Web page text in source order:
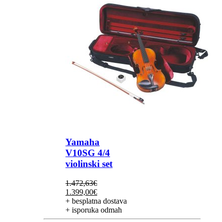
Yamaha
V10SG 4/4
violinski set
1.472,63€
Izvorna
cijena
bila
je:
1.399,00€Trenutna
cijena
je:
1.399,00€.
+ besplatna dostava
+ isporuka odmah